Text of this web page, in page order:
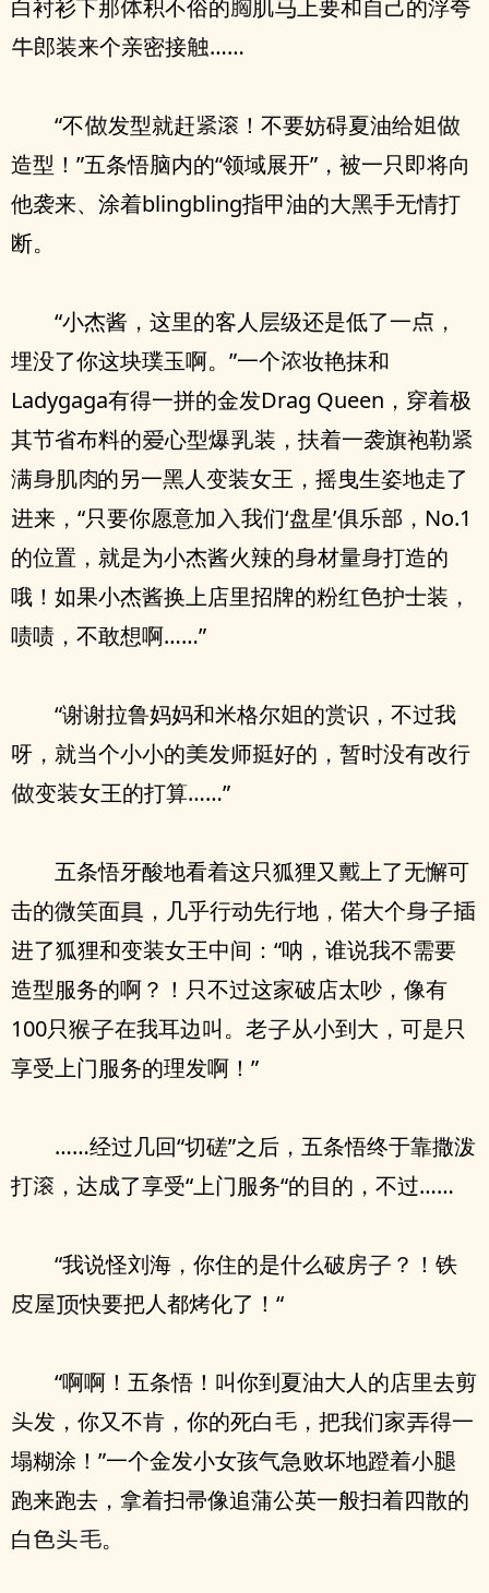
白衬衫下那 积不俗的 肌
上要和自己的浮夸
郎装来个亲密接
……
“不 发型就赶
！不要妨碍夏油给
造型！”五条悟脑内的“领域展开”，被一只即将向
他袭来、涂着blingbling指甲油的大黑手无情打
断。
“小杰酱，这里的客人层级还是低了一
，
埋没了你这块璞玉啊。”一个
妆艳抹和
Ladygaga有得一拼的金发Drag Queen，穿着极
其节省布料的
心型爆
装，扶着一袭旗袍勒
满
肌
的另一黑人变装女王，摇曳生姿地走了
来，“只要你愿意加
我们‘盘星’俱乐
，No.1
的位置，就是为小杰酱火辣的
材量
打造的
哦！如果小杰酱换上店里招牌的粉红
护士装，
啧啧，不敢想啊……”
“谢谢拉鲁妈妈和米格尔
的赏识，不过我
呀，就当个小小的
发师
好的，暂时没有改行
变装女王的打算……”
五条悟牙酸地看着这只狐狸又
上了无懈可
击的微笑面
，几乎行动先行地，偌大个
了狐狸和变装女王中间：“呐，谁说我不需要
造型服务的啊？！只不过这家破店太吵，像有
100只猴
在我耳边叫。老
从小到大，可是只
享受上门服务的理发啊！”
……经过几回“切磋”之后，五条悟终于靠撒泼
打
，达成了享受“上门服务“的目的，不过……
“我说怪刘海，你住的是什么破房
？！铁
屋
快要把人都烤化了！“
“啊啊！五条悟！叫你到夏油大人的店里去剪
发，你又不肯，你的死白
，把我们家
得一
塌糊涂！”一个金发小女孩气急败坏地蹬着小
跑来跑去，拿着扫帚像追蒲公英一般扫着四散的
白
。